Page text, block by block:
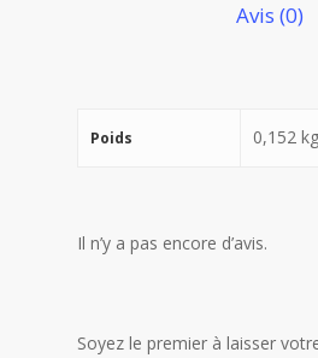
Avis (0)
Poids 0,152 kg
Il n’y a pas encore d’avis.
Soyez le premier à laisser